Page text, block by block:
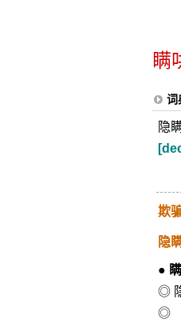
瞒
词
隐
欺骗
隐
● 瞒
◎
◎